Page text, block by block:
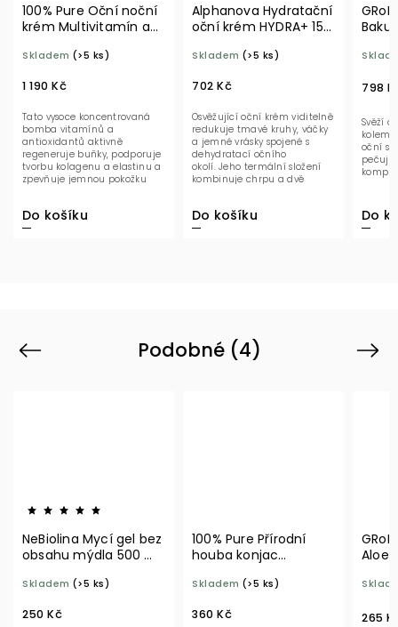
100% Pure Oční noční
krém Multivitamín a
Skladem (>5 ks)
1 190 Kč
Do košíku
Tato vysoce koncentrovaná
bomba vitamínů a
antioxidantů aktivně
regeneruje buňky, podporuje
tvorbu kolagenu a elastinu a
zpevňuje jemnou pokožku
Alphanova Hydratační
oční krém HYDRA+ 15
Skladem (>5 ks)
702 Kč
Do košíku
Osvěžující oční krém viditelně
redukuje tmavé kruhy, váčky
a jemné vrásky spojené s
dehydratací očního
okolí. Jeho termální složení
kombinuje chrpu a dvě
798
Do
Svěží
kolem
oční
Podobné (4)
Previous
NeBiolina Mycí gel bez
obsahu mýdla 500 ml
Skladem (>5 ks)
250 Kč
100% Pure Přírodní
houba konjac
Skladem (>5 ks)
360 Kč
Aloe
265
Next